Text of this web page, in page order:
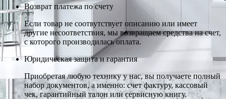
Возврат платежа по счету
Если товар не соотвутствует описанию или имеет
другие несоответствия, мы возвращаем средства на счет,
с которого производилась оплата.
Юридическая защита и гарантия
Приобретая любую технику у нас, вы получаете полный
набор документов, а именно: счет фактуру, кассовый
чек, гарантийный талон или сервисную книгу.